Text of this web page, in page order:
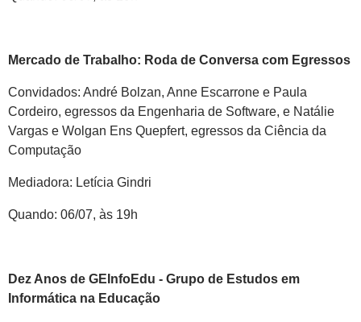
Mercado de Trabalho: Roda de Conversa com Egressos
Convidados: André Bolzan, Anne Escarrone e Paula
Cordeiro, egressos da Engenharia de Software, e Natálie
Vargas e Wolgan Ens Quepfert, egressos da Ciência da
Computação
Mediadora: Letícia Gindri
Quando: 06/07, às 19h
Dez Anos de GEInfoEdu - Grupo de Estudos em
Informática na Educação